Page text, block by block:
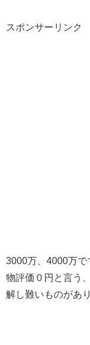
スポンサーリンク
3000万、4000万で
物評価０円と言う
解し難いものがあ